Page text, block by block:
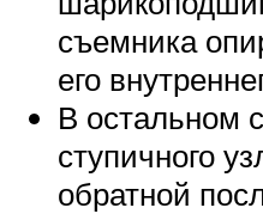
съемника
его
В остальном
ступичного
обратной